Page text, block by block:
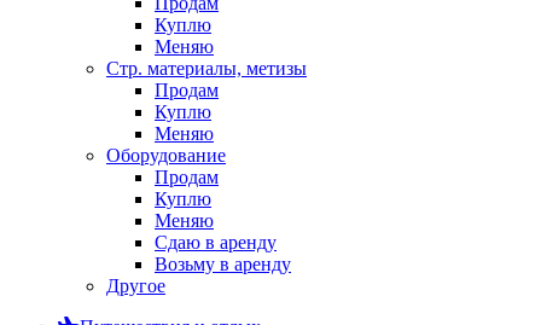
Куплю
Меняю
Стр. материалы, метизы
Продам
Куплю
Меняю
Оборудование
Продам
Куплю
Меняю
Сдаю в аренду
Возьму в аренду
Другое